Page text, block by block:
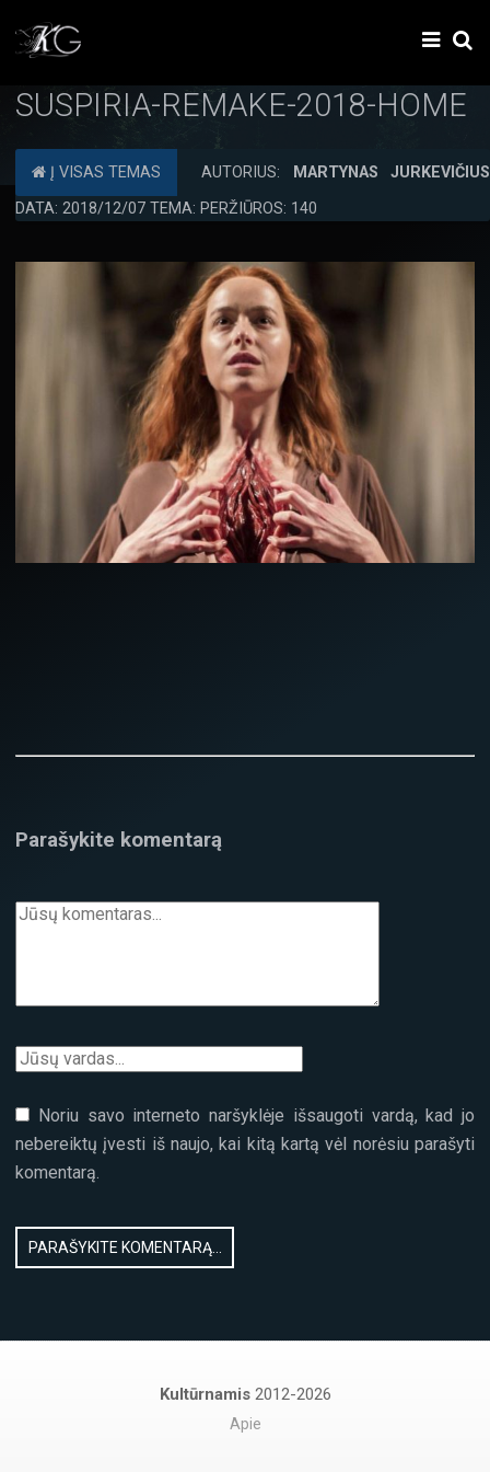
SUSPIRIA-REMAKE-2018-HOME
Į VISAS TEMAS AUTORIUS:
MARTYNAS JURKEVIČIUS
DATA: 2018/12/07 TEMA: PERŽIŪROS: 140
Parašykite komentarą
Noriu savo interneto naršyklėje išsaugoti vardą, kad jo
nebereiktų įvesti iš naujo, kai kitą kartą vėl norėsiu parašyti
komentarą.
Kultūrnamis 2012-2026
Apie